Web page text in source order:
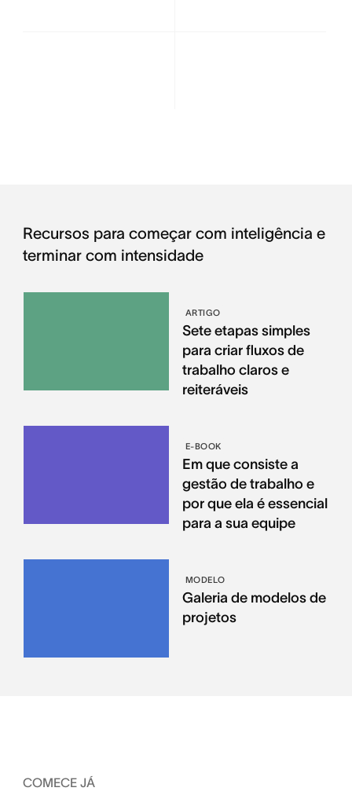
Recursos para começar com inteligência e
terminar com intensidade
ARTIGO
Sete etapas simples
para criar fluxos de
trabalho claros e
reiteráveis
E-BOOK
Em que consiste a
gestão de trabalho e
por que ela é essencial
para a sua equipe
MODELO
Galeria de modelos de
projetos
COMECE JÁ